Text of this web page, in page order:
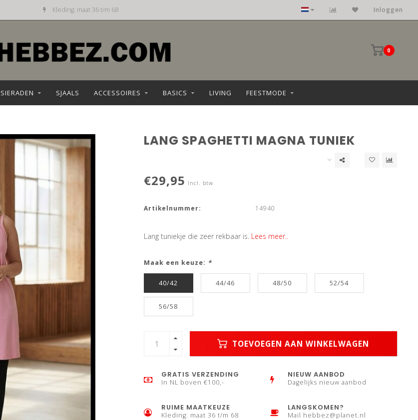
Kleding: maat 36 t/m 68 Inloggen
0
SIERADEN SJAALS ACCESSOIRES BASICS LIVING FEESTMODE
LANG SPAGHETTI MAGNA TUNIEK
€29,95 Incl. btw
Artikelnummer: 14940
Lang tuniekje die zeer rekbaar is. Lees meer..
Maak een keuze: *
40/42 44/46 48/50 52/54
56/58
TOEVOEGEN AAN WINKELWAGEN
GRATIS VERZENDING
In NL boven €100,-
NIEUW AANBOD
Dagelijks nieuw aanbod
RUIME MAATKEUZE
Kleding: maat 36 t/m 68
LANGSKOMEN?
Mail hebbez@planet.nl